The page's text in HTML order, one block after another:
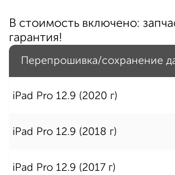
В стоимость включено:
гарантия!
Перепрошивка/сохранение
iPad Pro 12.9 (2020 г)
iPad Pro 12.9 (2018 г)
iPad Pro 12.9 (2017 г)